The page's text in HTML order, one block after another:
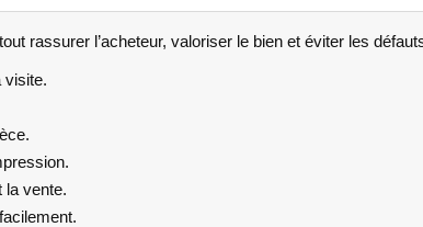
rassurer l’acheteur, valoriser le bien et éviter les
visite.
la vente.